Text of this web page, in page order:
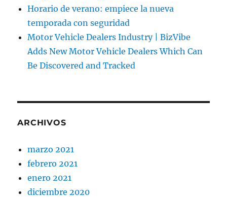
Horario de verano: empiece la nueva
temporada con seguridad
Motor Vehicle Dealers Industry | BizVibe
Adds New Motor Vehicle Dealers Which Can
Be Discovered and Tracked
ARCHIVOS
marzo 2021
febrero 2021
enero 2021
diciembre 2020